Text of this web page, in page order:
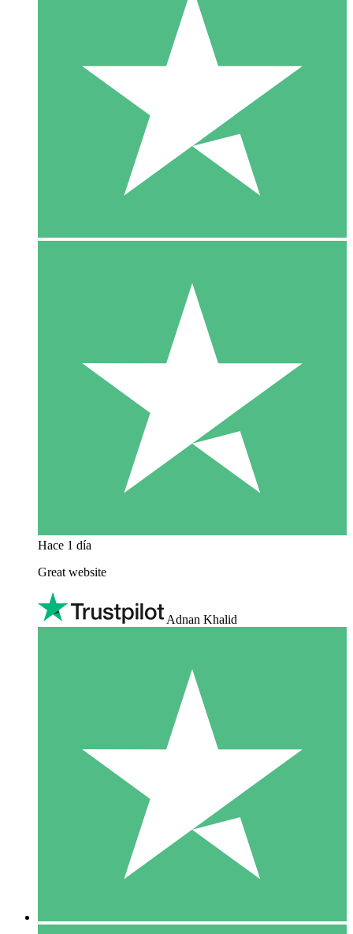
Hace 1 día
Great website
Adnan Khalid